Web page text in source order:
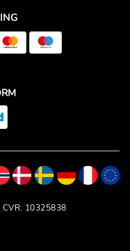
10325838